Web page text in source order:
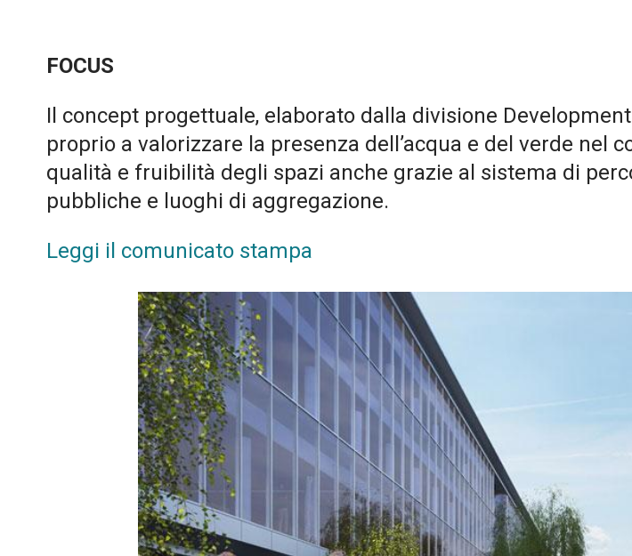
FOCUS
Il concept progettuale, elaborato dalla divisione
proprio a valorizzare la presenza dell’acqua e del verde nel
qualità e fruibilità degli spazi anche grazie al sistema di
pubbliche e luoghi di aggregazione.
Leggi il comunicato stampa